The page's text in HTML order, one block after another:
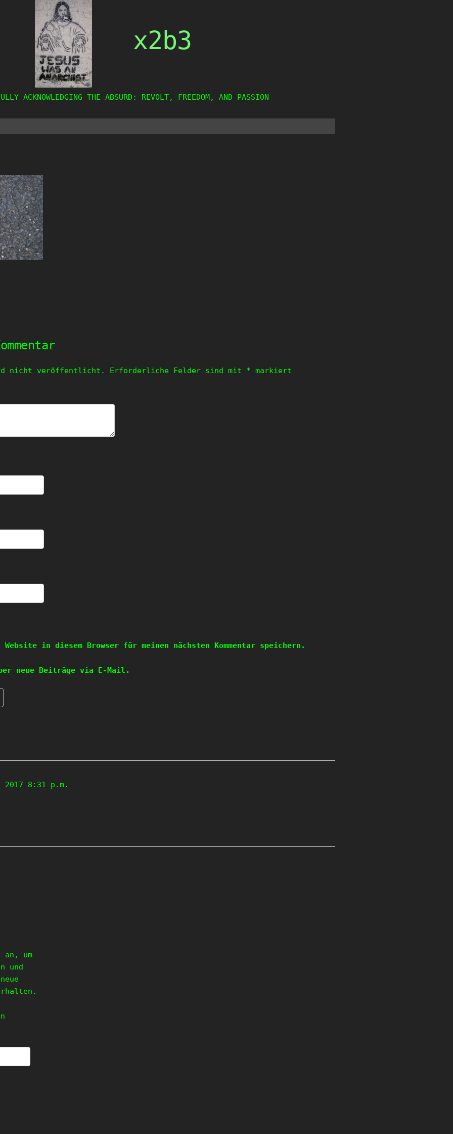
x2b3
ACKNOWLEDGING THE ABSURD: REVOLT, FREEDOM, AND PASSION
nicht veröffentlicht. Erforderliche Felder sind mit * markiert
Website in diesem Browser für meinen nächsten Kommentar speichern.
neue Beiträge via E-Mail.
2017 8:31 p.m.
an, um
und